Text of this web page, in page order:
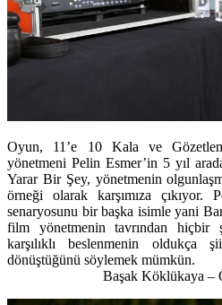
Oyun, 11’e 10 Kala ve
yönetmeni Pelin Esmer’in 5 yıl
Yarar Bir Şey, yönetmenin
örneği olarak karşımıza
senaryosunu bir başka isimle yani
film yönetmenin tavrından hiçbir
karşılıklı beslenmenin
dönüştüğünü söylemek mümkün.
Başak Köklükaya –